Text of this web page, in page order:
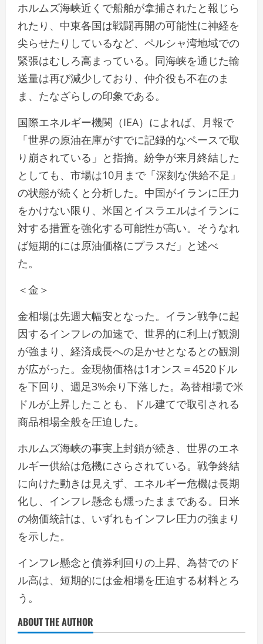
ホルムズ海峡近くで船舶が拿捕されたと報じら
れたり、中東各国は戦闘再開の可能性に神経を
尖らせたりしているなど、ペルシャ湾地域での
緊張はむしろ高まっている。同海峡を通じた輸
送量は再び減少しており、仲介役も不在のま
ま、たなざらしの印象である。
国際エネルギー機関（IEA）によれば、月報で
「世界の原油在庫がすでに記録的なペースで取
り崩されている」と指摘。紛争が来月終結した
としても、市場は10月まで「深刻な供給不足」
の状態が続くと分析した。中国がイランに圧力
をかけない限り、米国とイスラエルはイランに
対する措置を強化する可能性が高い。そうなれ
ば短期的には原油価格にプラスだ」と述べ
た。
＜金＞
金相場は先週大幅安となった。イラン戦争に起
因するインフレの加速で、世界的に利上げ観測
が強まり、経済成長への足かせとなるとの観測
が広がった。金現物価格は1オンス＝4520ドル
を下回り、週足3%余り下落した。為替相場で米
ドルが上昇したことも、ドル建てで取引される
商品相場全般を圧迫した。
ホルムズ海峡の事実上封鎖が続き、世界のエネ
ルギー供給は危機にさらされている。戦争終結
に向けた動きは見えず、エネルギー危機は長期
化し、インフレ懸念も燻ったままである。日米
の物価統計は、いずれもインフレ圧力の強まり
を示した。
インフレ懸念と債券利回りの上昇、為替でのド
ル高は、短期的には金相場を圧迫する材料とろ
う。
ABOUT THE AUTHOR